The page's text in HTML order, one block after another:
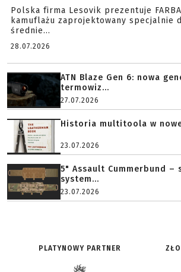
Polska firma Lesovik prezentuje
kamuflażu zaprojektowany specjalnie
średnie...
28.07.2026
ATN Blaze Gen 6: nowa
termowiz...
27.07.2026
Historia multitoola w
23.07.2026
5" Assault Cummerbund –
system...
23.07.2026
PLATYNOWY PARTNER